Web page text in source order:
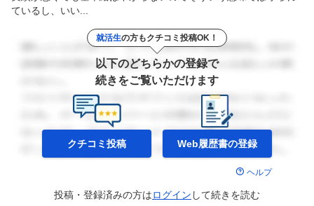
ているし、いい...
就活生の方もクチコミ投稿OK！
以下のどちらかの登録で
続きをご覧いただけます
クチコミ投稿 Web履歴書の登録
ヘルプ
投稿・登録済みの方はログイン して続きを読む